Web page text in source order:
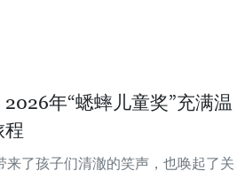
年“蟋蟀儿童奖”充满温
程
来了孩子们清澈的笑声，也唤起了关